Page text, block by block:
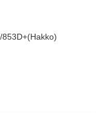
853D+(Hakko)